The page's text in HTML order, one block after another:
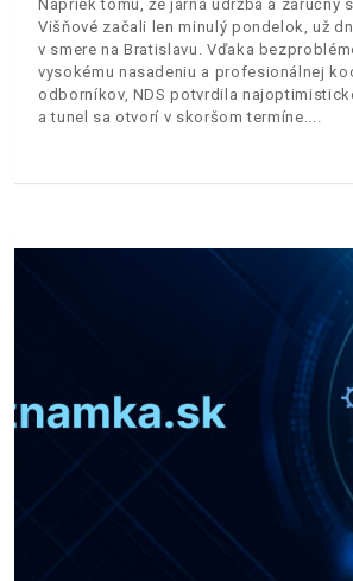
Napriek tomu, že jarná údržba a záručný
Višňové začali len minulý pondelok, už
v smere na Bratislavu. Vďaka
vysokému nasadeniu a profesionálnej
odborníkov, NDS potvrdila
a tunel sa otvorí v skoršom termíne.